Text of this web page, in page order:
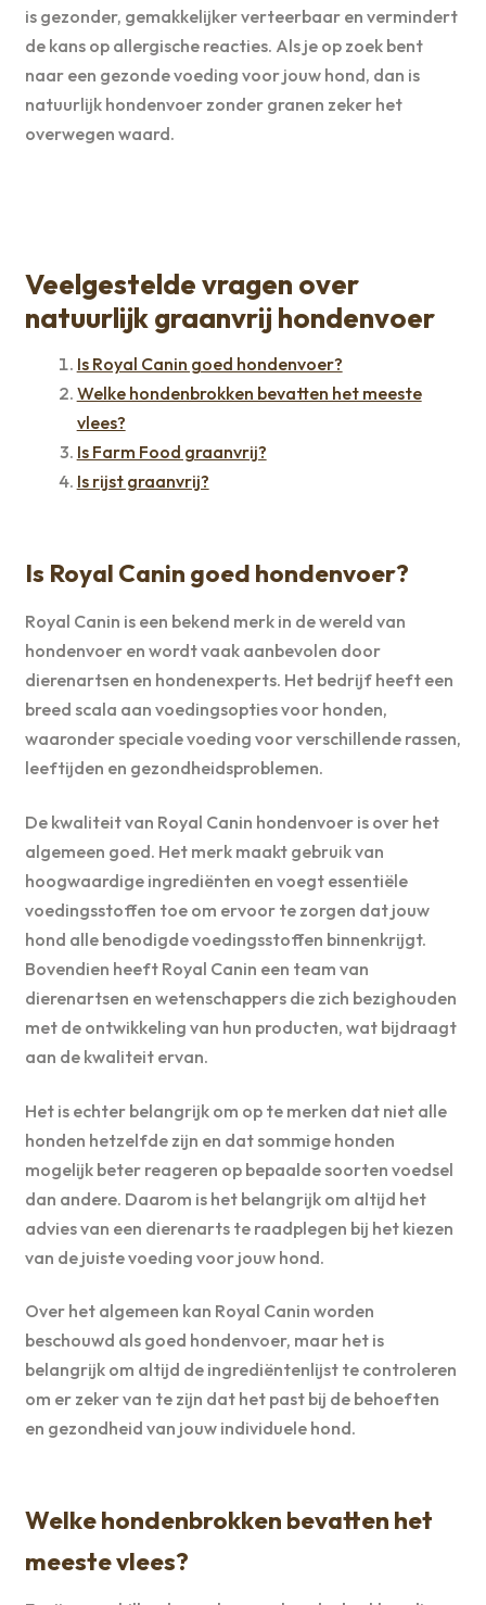
is gezonder, gemakkelijker verteerbaar en vermindert
de kans op allergische reacties. Als je op zoek bent
naar een gezonde voeding voor jouw hond, dan is
natuurlijk hondenvoer zonder granen zeker het
overwegen waard.
Veelgestelde vragen over
natuurlijk graanvrij hondenvoer
Is Royal Canin goed hondenvoer?
Welke hondenbrokken bevatten het meeste
vlees?
Is Farm Food graanvrij?
Is rijst graanvrij?
Is Royal Canin goed hondenvoer?
Royal Canin is een bekend merk in de wereld van
hondenvoer en wordt vaak aanbevolen door
dierenartsen en hondenexperts. Het bedrijf heeft een
breed scala aan voedingsopties voor honden,
waaronder speciale voeding voor verschillende rassen,
leeftijden en gezondheidsproblemen.
De kwaliteit van Royal Canin hondenvoer is over het
algemeen goed. Het merk maakt gebruik van
hoogwaardige ingrediënten en voegt essentiële
voedingsstoffen toe om ervoor te zorgen dat jouw
hond alle benodigde voedingsstoffen binnenkrijgt.
Bovendien heeft Royal Canin een team van
dierenartsen en wetenschappers die zich bezighouden
met de ontwikkeling van hun producten, wat bijdraagt
aan de kwaliteit ervan.
Het is echter belangrijk om op te merken dat niet alle
honden hetzelfde zijn en dat sommige honden
mogelijk beter reageren op bepaalde soorten voedsel
dan andere. Daarom is het belangrijk om altijd het
advies van een dierenarts te raadplegen bij het kiezen
van de juiste voeding voor jouw hond.
Over het algemeen kan Royal Canin worden
beschouwd als goed hondenvoer, maar het is
belangrijk om altijd de ingrediëntenlijst te controleren
om er zeker van te zijn dat het past bij de behoeften
en gezondheid van jouw individuele hond.
Welke hondenbrokken bevatten het
meeste vlees?